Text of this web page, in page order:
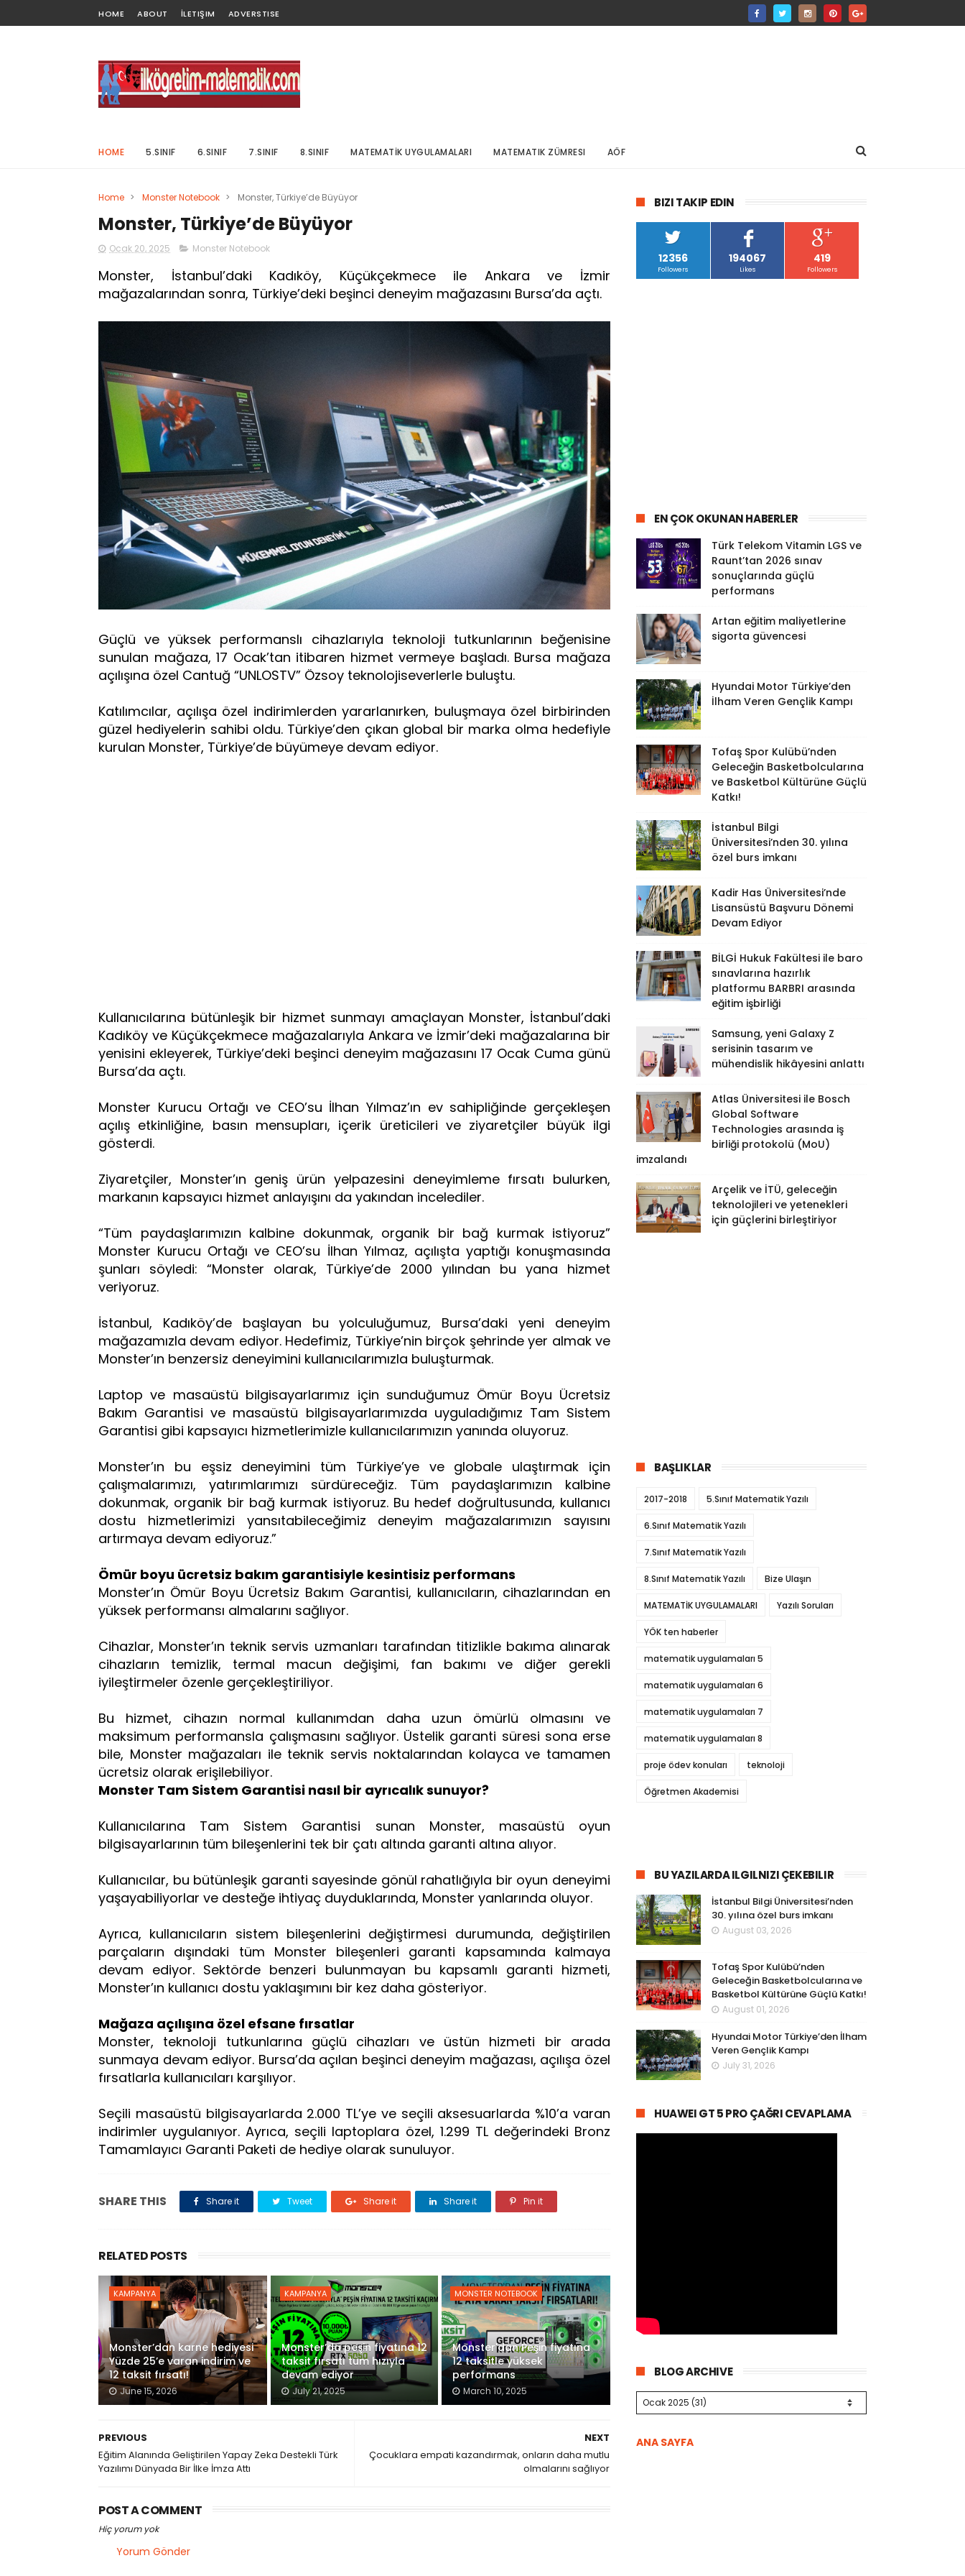
HOME ABOUT İLETIŞIM ADVERSTISE
HOME 5.SINIF 6.SINIF 7.SINIF 8.SINIF MATEMATİK UYGULAMALARI MATEMATIK ZÜMRESI AÖF
Home > Monster Notebook > Monster, Türkiye’de Büyüyor
Monster, Türkiye’de Büyüyor
Ocak 20, 2025 Monster Notebook
Monster, İstanbul’daki Kadıköy, Küçükçekmece ile Ankara ve İzmir
mağazalarından sonra, Türkiye’deki beşinci deneyim mağazasını Bursa’da açtı.
Güçlü ve yüksek performanslı cihazlarıyla teknoloji tutkunlarının beğenisine
sunulan mağaza, 17 Ocak’tan itibaren hizmet vermeye başladı. Bursa mağaza
açılışına özel Cantuğ “UNLOSTV” Özsoy teknolojiseverlerle buluştu.
Katılımcılar, açılışa özel indirimlerden yararlanırken, buluşmaya özel birbirinden
güzel hediyelerin sahibi oldu. Türkiye’den çıkan global bir marka olma hedefiyle
kurulan Monster, Türkiye’de büyümeye devam ediyor.
Kullanıcılarına bütünleşik bir hizmet sunmayı amaçlayan Monster, İstanbul’daki
Kadıköy ve Küçükçekmece mağazalarıyla Ankara ve İzmir’deki mağazalarına bir
yenisini ekleyerek, Türkiye’deki beşinci deneyim mağazasını 17 Ocak Cuma günü
Bursa’da açtı.
Monster Kurucu Ortağı ve CEO’su İlhan Yılmaz’ın ev sahipliğinde gerçekleşen
açılış etkinliğine, basın mensupları, içerik üreticileri ve ziyaretçiler büyük ilgi
gösterdi.
Ziyaretçiler, Monster’ın geniş ürün yelpazesini deneyimleme fırsatı bulurken,
markanın kapsayıcı hizmet anlayışını da yakından incelediler.
“Tüm paydaşlarımızın kalbine dokunmak, organik bir bağ kurmak istiyoruz”
Monster Kurucu Ortağı ve CEO’su İlhan Yılmaz, açılışta yaptığı konuşmasında
şunları söyledi: “Monster olarak, Türkiye’de 2000 yılından bu yana hizmet
veriyoruz.
İstanbul, Kadıköy’de başlayan bu yolculuğumuz, Bursa’daki yeni deneyim
mağazamızla devam ediyor. Hedefimiz, Türkiye’nin birçok şehrinde yer almak ve
Monster’ın benzersiz deneyimini kullanıcılarımızla buluşturmak.
Laptop ve masaüstü bilgisayarlarımız için sunduğumuz Ömür Boyu Ücretsiz
Bakım Garantisi ve masaüstü bilgisayarlarımızda uyguladığımız Tam Sistem
Garantisi gibi kapsayıcı hizmetlerimizle kullanıcılarımızın yanında oluyoruz.
Monster’ın bu eşsiz deneyimini tüm Türkiye’ye ve globale ulaştırmak için
çalışmalarımızı, yatırımlarımızı sürdüreceğiz. Tüm paydaşlarımızın kalbine
dokunmak, organik bir bağ kurmak istiyoruz. Bu hedef doğrultusunda, kullanıcı
dostu hizmetlerimizi yansıtabileceğimiz deneyim mağazalarımızın sayısını
artırmaya devam ediyoruz.”
Ömür boyu ücretsiz bakım garantisiyle kesintisiz performans
Monster’ın Ömür Boyu Ücretsiz Bakım Garantisi, kullanıcıların, cihazlarından en
yüksek performansı almalarını sağlıyor.
Cihazlar, Monster’ın teknik servis uzmanları tarafından titizlikle bakıma alınarak
cihazların temizlik, termal macun değişimi, fan bakımı ve diğer gerekli
iyileştirmeler özenle gerçekleştiriliyor.
Bu hizmet, cihazın normal kullanımdan daha uzun ömürlü olmasını ve
maksimum performansla çalışmasını sağlıyor. Üstelik garanti süresi sona erse
bile, Monster mağazaları ile teknik servis noktalarından kolayca ve tamamen
ücretsiz olarak erişilebiliyor.
Monster Tam Sistem Garantisi nasıl bir ayrıcalık sunuyor?
Kullanıcılarına Tam Sistem Garantisi sunan Monster, masaüstü oyun
bilgisayarlarının tüm bileşenlerini tek bir çatı altında garanti altına alıyor.
Kullanıcılar, bu bütünleşik garanti sayesinde gönül rahatlığıyla bir oyun deneyimi
yaşayabiliyorlar ve desteğe ihtiyaç duyduklarında, Monster yanlarında oluyor.
Ayrıca, kullanıcıların sistem bileşenlerini değiştirmesi durumunda, değiştirilen
parçaların dışındaki tüm Monster bileşenleri garanti kapsamında kalmaya
devam ediyor. Sektörde benzeri bulunmayan bu kapsamlı garanti hizmeti,
Monster’ın kullanıcı dostu yaklaşımını bir kez daha gösteriyor.
Mağaza açılışına özel efsane fırsatlar
Monster, teknoloji tutkunlarına güçlü cihazları ve üstün hizmeti bir arada
sunmaya devam ediyor. Bursa’da açılan beşinci deneyim mağazası, açılışa özel
fırsatlarla kullanıcıları karşılıyor.
Seçili masaüstü bilgisayarlarda 2.000 TL’ye ve seçili aksesuarlarda %10’a varan
indirimler uygulanıyor. Ayrıca, seçili laptoplara özel, 1.299 TL değerindeki Bronz
Tamamlayıcı Garanti Paketi de hediye olarak sunuluyor.
SHARE THIS Share it Tweet Share it Share it Pin it
RELATED POSTS
KAMPANYA
Monster’dan karne hediyesi
Yüzde 25’e varan indirim ve
12 taksit fırsatı!
June 15, 2026
KAMPANYA
Monster’da peşin fiyatına 12
taksit fırsatı tüm hızıyla
devam ediyor
July 21, 2025
MONSTER NOTEBOOK
Monster'dan Peşin fiyatına
12 taksitle yüksek
performans
March 10, 2025
NEXT
Çocuklara empati kazandırmak, onların daha mutlu
olmalarını sağlıyor
PREVIOUS
Eğitim Alanında Geliştirilen Yapay Zeka Destekli Türk
Yazılımı Dünyada Bir İlke İmza Attı
POST A COMMENT
Hiç yorum yok
Yorum Gönder
BIZI TAKIP EDIN
12356
Followers
194067
Likes
419
Followers
EN ÇOK OKUNAN HABERLER
Türk Telekom Vitamin LGS ve
Raunt’tan 2026 sınav
sonuçlarında güçlü
performans
Artan eğitim maliyetlerine
sigorta güvencesi
Hyundai Motor Türkiye’den
İlham Veren Gençlik Kampı
Tofaş Spor Kulübü’nden
Geleceğin Basketbolcularına
ve Basketbol Kültürüne Güçlü
Katkı!
İstanbul Bilgi
Üniversitesi’nden 30. yılına
özel burs imkanı
Kadir Has Üniversitesi’nde
Lisansüstü Başvuru Dönemi
Devam Ediyor
BİLGİ Hukuk Fakültesi ile baro
sınavlarına hazırlık
platformu BARBRI arasında
eğitim işbirliği
Samsung, yeni Galaxy Z
serisinin tasarım ve
mühendislik hikâyesini anlattı
Atlas Üniversitesi ile Bosch
Global Software
Technologies arasında iş
birliği protokolü (MoU)
imzalandı
Arçelik ve İTÜ, geleceğin
teknolojileri ve yetenekleri
için güçlerini birleştiriyor
BAŞLIKLAR
2017-2018 5.Sınıf Matematik Yazılı
6.Sınıf Matematik Yazılı
7.Sınıf Matematik Yazılı
8.Sınıf Matematik Yazılı Bize Ulaşın
MATEMATİK UYGULAMALARI Yazılı Soruları
YÖK ten haberler
matematik uygulamaları 5
matematik uygulamaları 6
matematik uygulamaları 7
matematik uygulamaları 8
proje ödev konuları teknoloji
Öğretmen Akademisi
BU YAZILARDA ILGILNIZI ÇEKEBILIR
İstanbul Bilgi Üniversitesi’nden
30. yılına özel burs imkanı
August 03, 2026
Tofaş Spor Kulübü’nden
Geleceğin Basketbolcularına ve
Basketbol Kültürüne Güçlü Katkı!
August 01, 2026
Hyundai Motor Türkiye’den İlham
Veren Gençlik Kampı
July 31, 2026
HUAWEI GT 5 PRO ÇAĞRI CEVAPLAMA
BLOG ARCHIVE
ANA SAYFA